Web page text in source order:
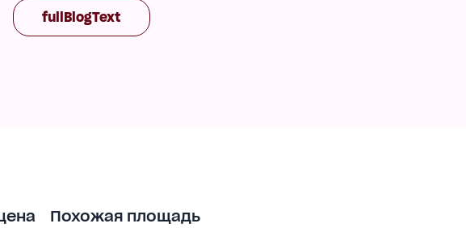
fullBlogText
Похожая площадь